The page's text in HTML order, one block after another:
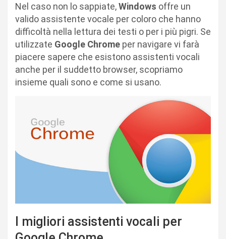
Nel caso non lo sappiate,Windows offre un
valido assistente vocale per coloro che hanno
difficoltà nella lettura dei testi o per i più pigri. Se
utilizzate Google Chrome per navigare vi farà
piacere sapere che esistono assistenti vocali
anche per il suddetto browser, scopriamo
insieme quali sono e come si usano.
I migliori assistenti vocali per